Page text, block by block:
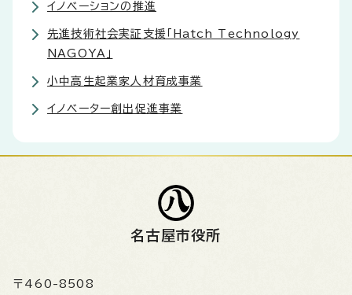
イノベーションの推進
先進技術社会実証支援「Hatch Technology
NAGOYA」
小中高生起業家人材育成事業
イノベーター創出促進事業
名古屋市役所
〒460-8508